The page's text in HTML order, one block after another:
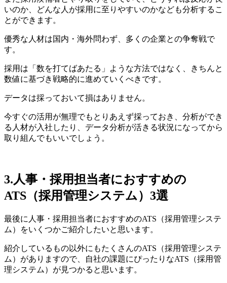
いのか、どんな人が採用に至りやすいのかなども分析するこ
とができます。
優秀な人材は国内・海外問わず、多くの企業との争奪戦で
す。
採用は「数を打てばあたる」ような方法ではなく、きちんと
数値に基づき戦略的に進めていくべきです。
データは採っておいて損はありません。
今すぐの活用が無理でもとりあえず採っておき、分析ができ
る人材が入社したり、データ分析が活きる状況になってから
取り組んでもいいでしょう。
3.人事・採用担当者におすすめの
ATS（採用管理システム）3選
最後に人事・採用担当者におすすめのATS（採用管理システ
ム）をいくつかご紹介したいと思います。
紹介しているもの以外にもたくさんのATS（採用管理システ
ム）がありますので、自社の課題にぴったりなATS（採用管
理システム）が見つかると思います。